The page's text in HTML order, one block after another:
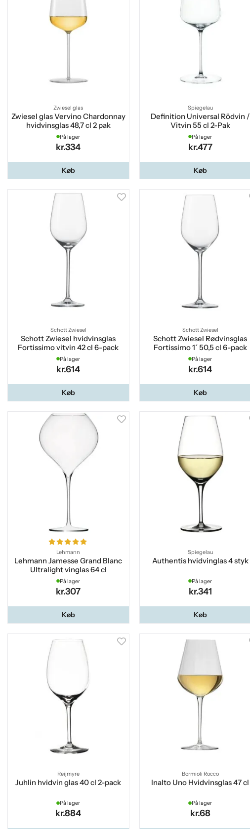
Zwiesel glas
Zwiesel glas Vervino Chardonnay
hvidvinsglas 48,7 cl 2 pak
På lager
kr.334
Køb
Spiegelau
Definition Universal Rödvin /
Vitvin 55 cl 2-Pak
På lager
kr.477
Køb
Schott Zwiesel
Schott Zwiesel hvidvinsglas
Fortissimo vitvin 42 cl 6-pack
På lager
kr.614
Køb
Schott Zwiesel
Schott Zwiesel Rødvinsglas
Fortissimo 1´ 50,5 cl 6-pack
På lager
kr.614
Køb
Lehmann
Lehmann Jamesse Grand Blanc
Ultralight vinglas 64 cl
På lager
kr.307
Køb
Spiegelau
Authentis hvidvinglas 4 styk
På lager
kr.341
Køb
Reijmyre
Juhlin hvidvin glas 40 cl 2-pack
På lager
kr.884
Bormioli Rocco
Inalto Uno Hvidvinsglas 47 cl
På lager
kr.68